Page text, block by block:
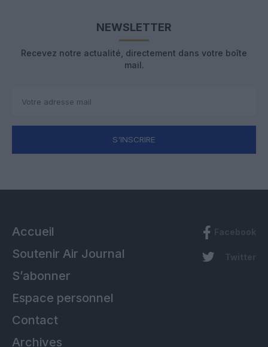
NEWSLETTER
Recevez notre actualité, directement dans votre boîte
mail.
S'INSCRIRE
Accueil
Soutenir Air Journal
S’abonner
Espace personnel
Contact
Archives